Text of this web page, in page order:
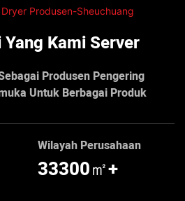
Kami Server
Produsen Pengering
Untuk Berbagai Produk
Wilayah Perusahaan
33300㎡+